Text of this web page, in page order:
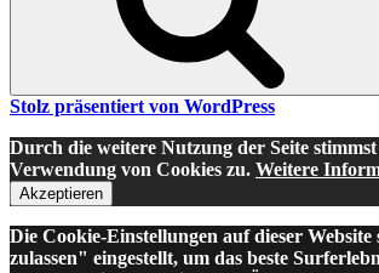
Stolz präsentiert von WordPress
Durch die weitere Nutzung der Seite
Verwendung von Cookies zu. Weitere
Akzeptieren
Die Cookie-Einstellungen auf dieser
zulassen" eingestellt, um das beste